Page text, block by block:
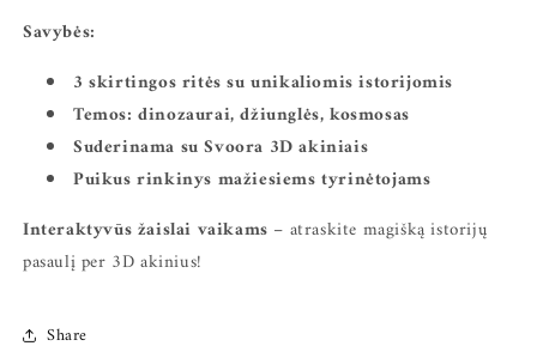
Savybės:
3 skirtingos ritės su unikaliomis istorijomis
Temos: dinozaurai, džiunglės, kosmosas
Suderinama su Svoora 3D akiniais
Puikus rinkinys mažiesiems tyrinėtojams
Interaktyvūs žaislai vaikams – atraskite magišką istorijų
pasaulį per 3D akinius!
Share